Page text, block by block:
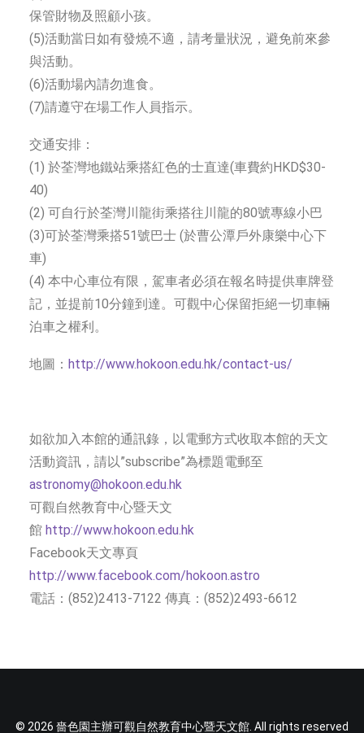
保管財物及照顧小孩。
(5)活動當日如有發燒不適，請考量狀況，避免前來參
與活動。
(6)活動場內請勿進食。
(7)請遵守在場工作人員指示。
交通安排：
(1) 於荃灣地鐵站乘搭紅色的士直達(車費約HKD$30-
40)
(2) 可自行於荃灣川龍街乘搭往川龍的80號專線小巴
(3)可於荃灣乘搭51號巴士 (於曹公潭戶外康樂中心下
車)
(4) 本中心車位有限，駕車者必須在報名時提供車牌登
記，並提前10分鐘到達。可觀中心保留拒絕一切車輛
泊車之權利。
地圖： http://www.hokoon.edu.hk/contact-us/
如欲加入本館的通訊錄，以電郵方式收取本館的天文
活動資訊，請以”subscribe”為標題電郵至
astronomy@hokoon.edu.hk
可觀自然教育中心暨天文
館 http://www.hokoon.edu.hk
Facebook天文專頁
http://www.facebook.com/hokoon.astro
電話：(852)2413-7122 傳真：(852)2493-6612
© 2026 嗇色園主辦可觀自然教育中心暨天文館. All rights reserved